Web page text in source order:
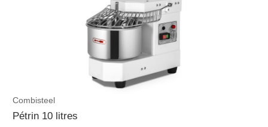
Combisteel
Pétrin 10 litres